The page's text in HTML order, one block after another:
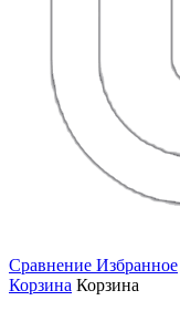
Сравнение Избранное
Корзина Корзина